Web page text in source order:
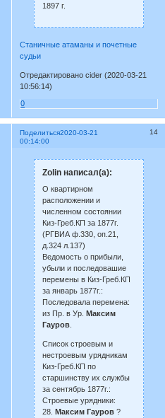
1897 г.
Станичные атаманы и почетные
судьи
Отредактировано cider (2020-03-21
10:56:14)
0
Поделиться 14
2020-03-21
00:14:00
Zolin написал(а):
О квартирном
расположении и
численном состоянии
Киз-Греб.КП за 1877г.
(РГВИА ф.330, оп.21,
д.324 л.137)
Ведомость о прибыли,
убыли и последовашие
перемены в Киз-Греб.КП
за январь 1877г.:
Последовала перемена:
из Пр. в Ур. Максим
Гауров.
Список строевым и
нестроевым урядникам
Киз-Греб.КП по
старшинству их службы
за сентябрь 1877г.:
Строевые урядники:
28. Максим Гауров?